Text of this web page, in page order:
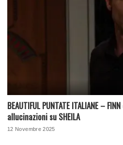
BEAUTIFUL PUNTATE ITALIANE –
allucinazioni su SHEILA
12 Novembre 2025